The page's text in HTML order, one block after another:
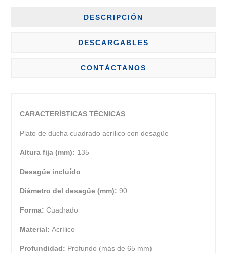
DESCRIPCIÓN
DESCARGABLES
CONTÁCTANOS
CARACTERÍSTICAS TÉCNICAS
Plato de ducha cuadrado acrílico con desagüe
Altura fija (mm): 135
Desagüe incluído
Diámetro del desagüe (mm):90
Forma:Cuadrado
Material:Acrílico
Profundidad: Profundo (más de 65 mm)